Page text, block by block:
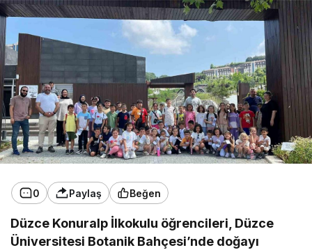
0 Paylaş Beğen
Düzce Konuralp İlkokulu öğrencileri, Düzce
Üniversitesi Botanik Bahçesi’nde doğayı